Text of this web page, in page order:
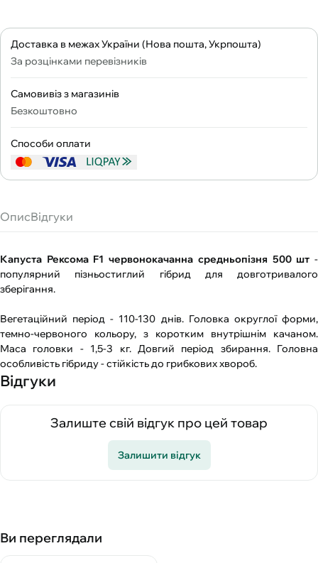
Доставка в межах України (Нова пошта, Укрпошта)
За розцінками перевізників
Самовивіз з магазинів
Безкоштовно
Способи оплати
ОписВідгуки
Капуста Рексома F1 червонокачанна средньопізня 500 шт -
популярний пізньостиглий гібрид для довготривалого
зберігання.
Вегетаційний період - 110-130 днів. Головка округлої форми,
темно-червоного кольору, з коротким внутрішнім качаном.
Маса головки - 1,5-3 кг. Довгий період збирання. Головна
особливість гібриду - стійкість до грибкових хвороб.
Відгуки
Залиште свій відгук про цей товар
Залишити відгук
Ви переглядали